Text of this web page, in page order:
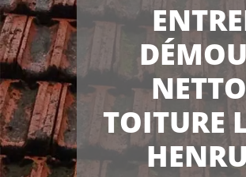
TOITURE